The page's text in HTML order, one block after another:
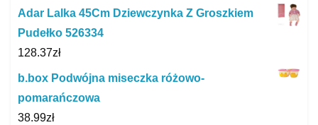
Adar Lalka 45Cm Dziewczynka Z Groszkiem
Pudełko 526334
128.37zł
b.box Podwójna miseczka różowo-
pomarańczowa
38.99zł